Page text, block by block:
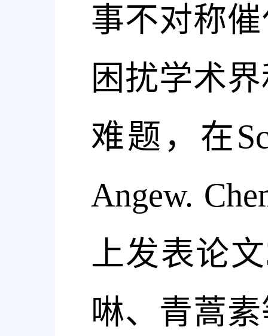
事不对称
困扰学术
难题，在
Angew.
上发表论文
啉、青蒿